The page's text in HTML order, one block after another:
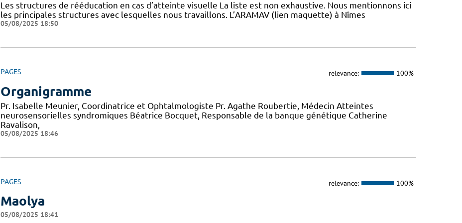
Les structures de rééducation en cas d’atteinte visuelle La liste est non exhaustive. Nous mentionnons ici
les principales structures avec lesquelles nous travaillons. L’ARAMAV (lien maquette) à Nîmes
05/08/2025 18:50
PAGES relevance: 100%
Organigramme
Pr. Isabelle Meunier, Coordinatrice et Ophtalmologiste Pr. Agathe Roubertie, Médecin Atteintes
neurosensorielles syndromiques Béatrice Bocquet, Responsable de la banque génétique Catherine
Ravalison,
05/08/2025 18:46
PAGES relevance: 100%
Maolya
05/08/2025 18:41